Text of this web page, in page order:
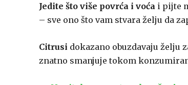
Jedite što više povrća i voća i pijte
– sve ono što vam stvara želju da
Citrusi dokazano obuzdavaju želju
znatno smanjuje tokom